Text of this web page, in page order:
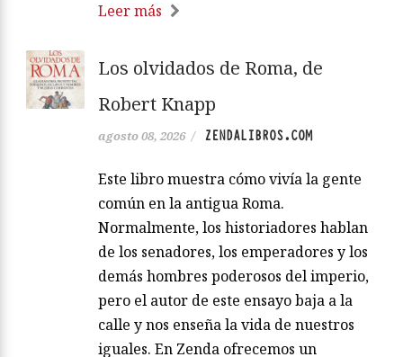
Leer más
Los olvidados de Roma, de
Robert Knapp
agosto 08, 2026 / ZENDALIBROS.COM
Este libro muestra cómo vivía la gente
común en la antigua Roma.
Normalmente, los historiadores hablan
de los senadores, los emperadores y los
demás hombres poderosos del imperio,
pero el autor de este ensayo baja a la
calle y nos enseña la vida de nuestros
iguales. En Zenda ofrecemos un